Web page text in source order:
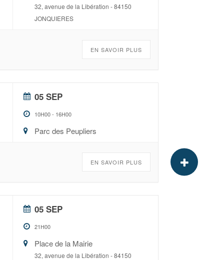
32, avenue de la Libération - 84150
JONQUIERES
EN SAVOIR PLUS
05 SEP
10H00- 16H00
Parc des Peupliers
EN SAVOIR PLUS
05 SEP
21H00
Place de la Mairie
32, avenue de la Libération - 84150